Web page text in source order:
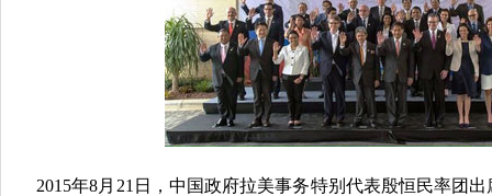
2015年8月21日，中国政府拉美事务特别代表殷恒民率团